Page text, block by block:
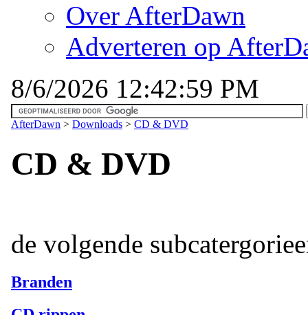
Over AfterDawn
Adverteren op
8/6/2026 12:42:59 PM
AfterDawn > Downloads > CD & DVD
CD & DVD
de volgende
Branden